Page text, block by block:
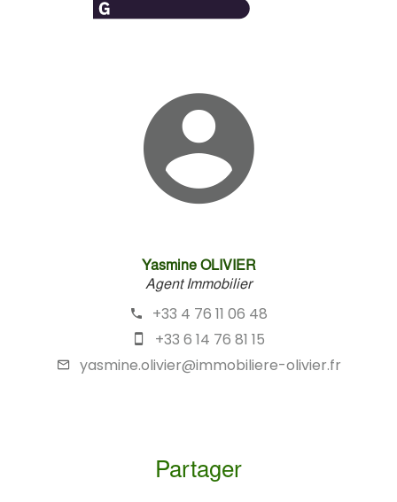
Yasmine OLIVIER
Agent Immobilier
+33 4 76 11 06 48
+33 6 14 76 81 15
yasmine.olivier@immobiliere-olivier.fr
Partager